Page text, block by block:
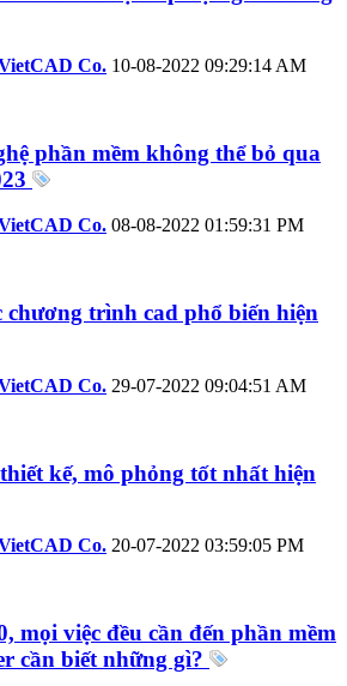
Co. 10-08-2022 09:29:14 AM
phần mềm không thể bỏ qua
Co. 08-08-2022 01:59:31 PM
chương trình cad phổ biến hiện
Co. 29-07-2022 09:04:51 AM
kế, mô phỏng tốt nhất hiện
Co. 20-07-2022 03:59:05 PM
mọi việc đều cần đến phần mềm
cần biết những gì?